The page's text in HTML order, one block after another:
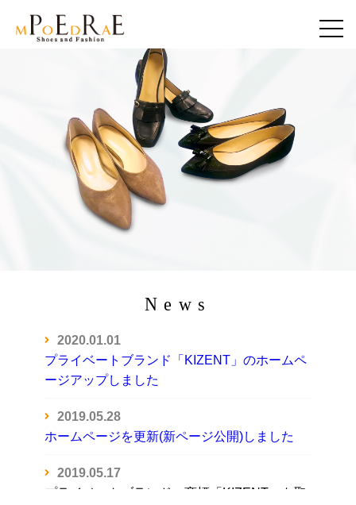
News
2020.01.01
プライベートブランド「KIZENT」のホームペ
ージアップしました
2019.05.28
ホームページを更新(新ページ公開)しました
2019.05.17
プライベートブランド 商標「KIZENT」を取